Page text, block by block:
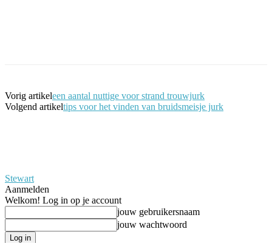
Vorig artikeleen aantal nuttige voor strand trouwjurk
Volgend artikeltips voor het vinden van bruidsmeisje jurk
Stewart
Aanmelden
Welkom! Log in op je account
jouw gebruikersnaam
jouw wachtwoord